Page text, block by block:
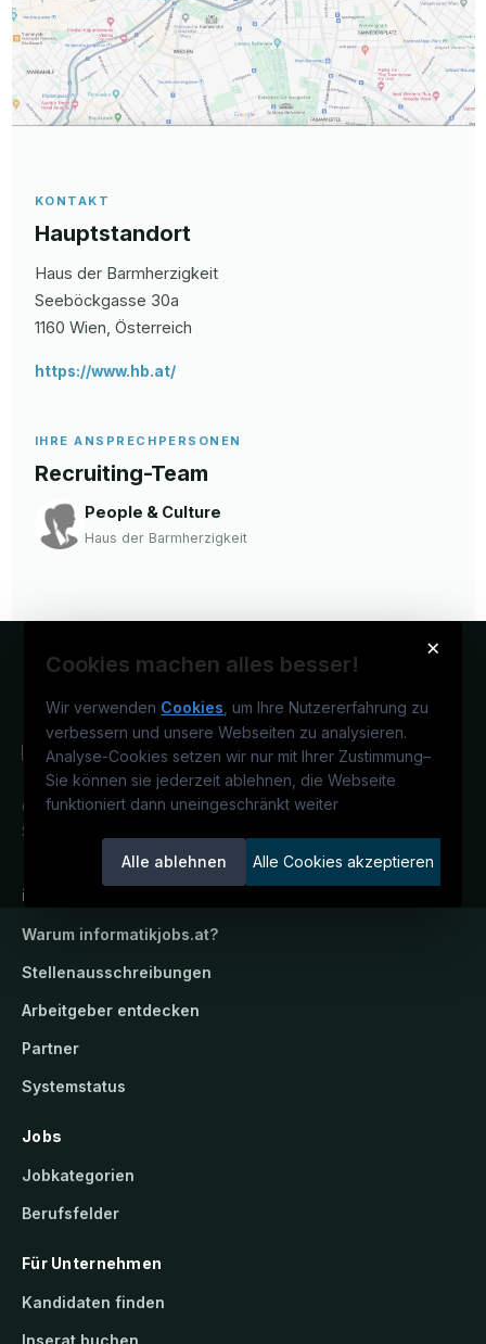
KONTAKT
Hauptstandort
Haus der Barmherzigkeit
Seeböckgasse 30a
1160 Wien , Österreich
https://www.hb.at/
IHRE ANSPRECHPERSONEN
Recruiting-Team
People & Culture
Haus der Barmherzigkeit
×
Cookies machen alles besser!
Wir verwenden Cookies , um Ihre Nutzererfahrung zu
verbessern und unsere Webseiten zu analysieren.
Analyse-Cookies setzen wir nur mit Ihrer Zustimmung–
Sie können sie jederzeit ablehnen, die Webseite
funktioniert dann uneingeschränkt weiter
Alle ablehnen Alle Cookies akzeptieren
Österreichs IT-Karriereportal.Ein
Service der candidatis GmbH.
informatikjobs.at
Warum informatikjobs.at?
Stellenausschreibungen
Arbeitgeber entdecken
Partner
Systemstatus
Jobs
Jobkategorien
Berufsfelder
Für Unternehmen
Kandidaten finden
Inserat buchen